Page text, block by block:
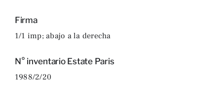
Firma
1/1 imp; abajo a la derecha
N° inventario Estate Paris
1988/2/20